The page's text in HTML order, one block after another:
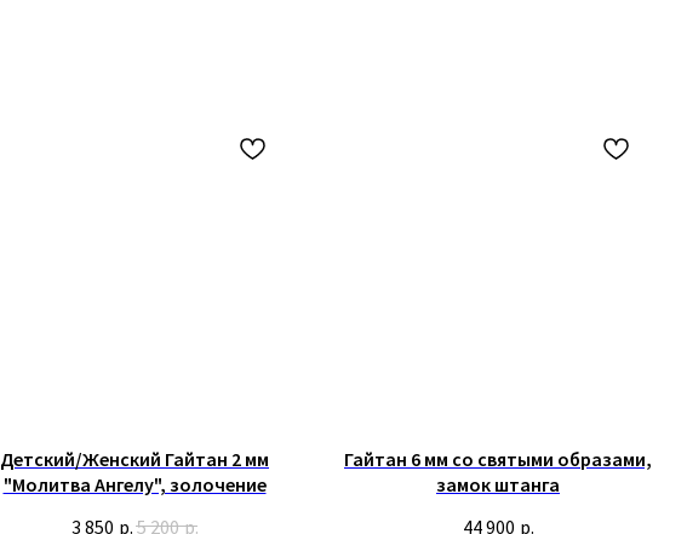
Детский/Женский Гайтан 2 мм
"Молитва Ангелу", золочение
3 850 р.5 200 р.
Гайтан 6 мм со святыми образами,
замок штанга
44 900 р.